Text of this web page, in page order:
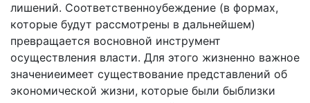
лишений. Соответствен­ноубеждение (в формах,
которые будут рассмотрены в дальнейшем)
превращается восновной инструмент
осуществления власти. Для этого жизненно важное
значениеимеет существование представлений об
экономической жизни, которые были быблизки